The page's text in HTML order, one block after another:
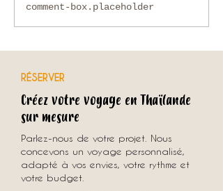
Que faire en Thaïlande en
novembre ?
comment-box.placeholder
RÉSERVER
Créez votre voyage en Thaïlande
sur mesure
Parlez-nous de votre projet. Nous
concevons un voyage personnalisé,
adapté à vos envies, votre rythme et
votre budget.